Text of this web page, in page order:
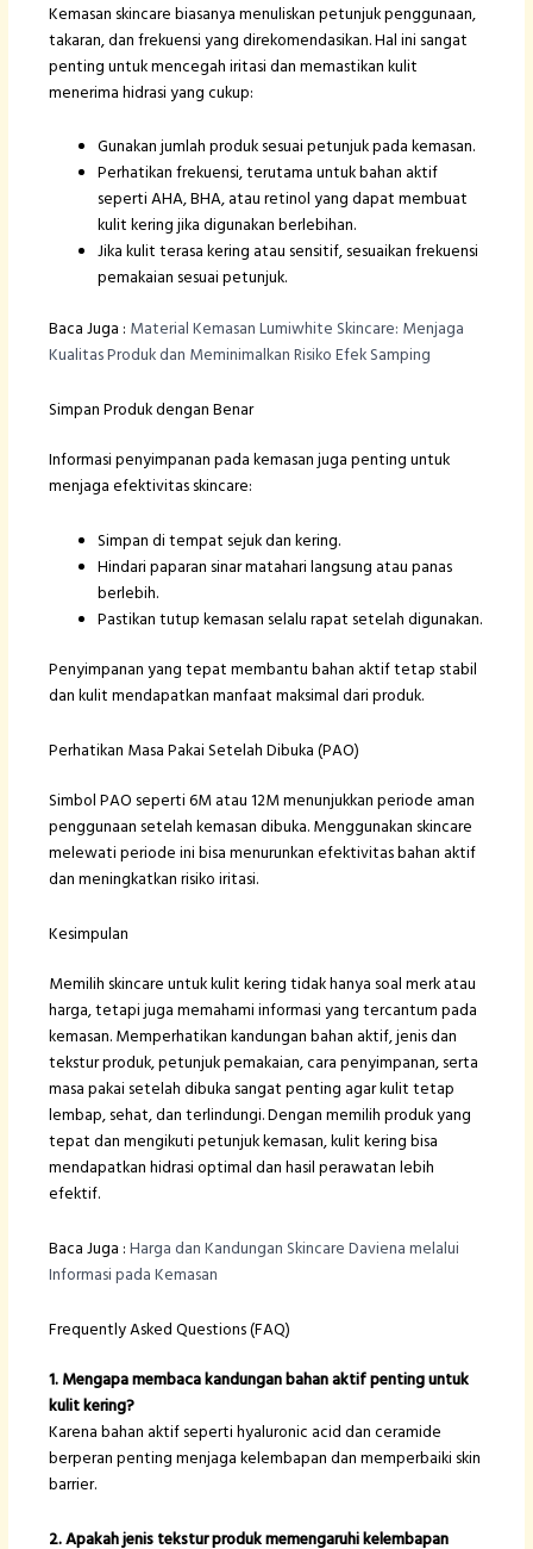
Kemasan skincare biasanya menuliskan petunjuk penggunaan,
takaran, dan frekuensi yang direkomendasikan. Hal ini sangat
penting untuk mencegah iritasi dan memastikan kulit
menerima hidrasi yang cukup:
Gunakan jumlah produk sesuai petunjuk pada kemasan.
Perhatikan frekuensi, terutama untuk bahan aktif
seperti AHA, BHA, atau retinol yang dapat membuat
kulit kering jika digunakan berlebihan.
Jika kulit terasa kering atau sensitif, sesuaikan frekuensi
pemakaian sesuai petunjuk.
Baca Juga : Material Kemasan Lumiwhite Skincare: Menjaga
Kualitas Produk dan Meminimalkan Risiko Efek Samping
Simpan Produk dengan Benar
Informasi penyimpanan pada kemasan juga penting untuk
menjaga efektivitas skincare:
Simpan di tempat sejuk dan kering.
Hindari paparan sinar matahari langsung atau panas
berlebih.
Pastikan tutup kemasan selalu rapat setelah digunakan.
Penyimpanan yang tepat membantu bahan aktif tetap stabil
dan kulit mendapatkan manfaat maksimal dari produk.
Perhatikan Masa Pakai Setelah Dibuka (PAO)
Simbol PAO seperti 6M atau 12M menunjukkan periode aman
penggunaan setelah kemasan dibuka. Menggunakan skincare
melewati periode ini bisa menurunkan efektivitas bahan aktif
dan meningkatkan risiko iritasi.
Kesimpulan
Memilih skincare untuk kulit kering tidak hanya soal merk atau
harga, tetapi juga memahami informasi yang tercantum pada
kemasan. Memperhatikan kandungan bahan aktif, jenis dan
tekstur produk, petunjuk pemakaian, cara penyimpanan, serta
masa pakai setelah dibuka sangat penting agar kulit tetap
lembap, sehat, dan terlindungi. Dengan memilih produk yang
tepat dan mengikuti petunjuk kemasan, kulit kering bisa
mendapatkan hidrasi optimal dan hasil perawatan lebih
efektif.
Baca Juga :Harga dan Kandungan Skincare Daviena melalui
Informasi pada Kemasan
Frequently Asked Questions (FAQ)
1. Mengapa membaca kandungan bahan aktif penting untuk
kulit kering?
Karena bahan aktif seperti hyaluronic acid dan ceramide
berperan penting menjaga kelembapan dan memperbaiki skin
barrier.
2. Apakah jenis tekstur produk memengaruhi kelembapan